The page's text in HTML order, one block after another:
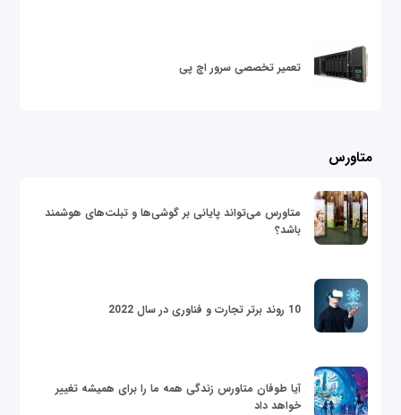
تعمیر تخصصی سرور اچ پی
متاورس
متاورس می‌تواند پایانی بر گوشی‌ها و تبلت‌های هوشمند
باشد؟
10 روند برتر تجارت و فناوری در سال 2022
آیا طوفان متاورس زندگی همه ما را برای همیشه تغییر
خواهد داد